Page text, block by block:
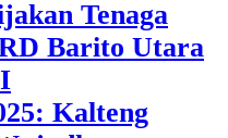
Tenaga
Barito Utara
Kalteng